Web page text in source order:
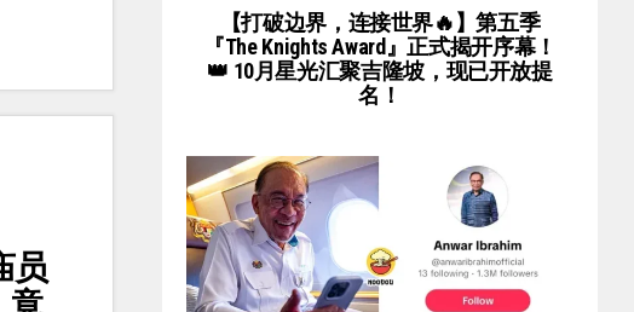
员
【打破边界，连接世界🔥】第五季
『The Knights Award』正式揭开序幕！
👑 10月星光汇聚吉隆坡，现已开放提
名！